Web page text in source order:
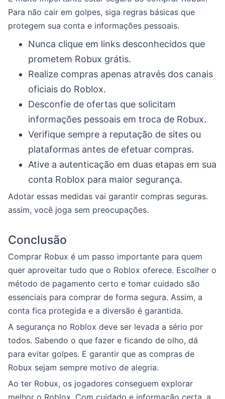
Para não cair em golpes, siga regras básicas que
protegem sua conta e informações pessoais.
Nunca clique em links desconhecidos que
prometem Robux grátis.
Realize compras apenas através dos canais
oficiais do Roblox.
Desconfie de ofertas que solicitam
informações pessoais em troca de Robux.
Verifique sempre a reputação de sites ou
plataformas antes de efetuar compras.
Ative a autenticação em duas etapas em sua
conta Roblox para maior segurança.
Adotar essas medidas vai garantir compras seguras.
assim, você joga sem preocupações.
Conclusão
Comprar Robux é um passo importante para quem
quer aproveitar tudo que o Roblox oferece. Escolher o
método de pagamento certo e tomar cuidado são
essenciais para comprar de forma segura. Assim, a
conta fica protegida e a diversão é garantida.
A segurança no Roblox deve ser levada a sério por
todos. Sabendo o que fazer e ficando de olho, dá
para evitar golpes. E garantir que as compras de
Robux sejam sempre motivo de alegria.
Ao ter Robux, os jogadores conseguem explorar
melhor o Roblox. Com cuidado e informação certa, a